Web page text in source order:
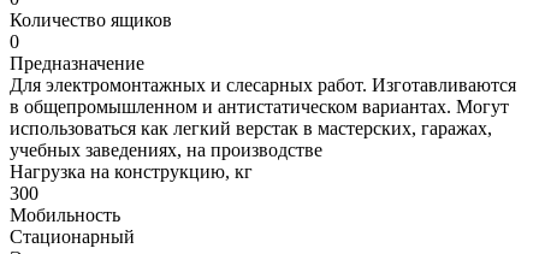
Количество ящиков
0
Предназначение
Для электромонтажных и слесарных работ. Изготавливаются
в общепромышленном и антистатическом вариантах. Могут
использоваться как легкий верстак в мастерских, гаражах,
учебных заведениях, на производстве
Нагрузка на конструкцию, кг
300
Мобильность
Стационарный